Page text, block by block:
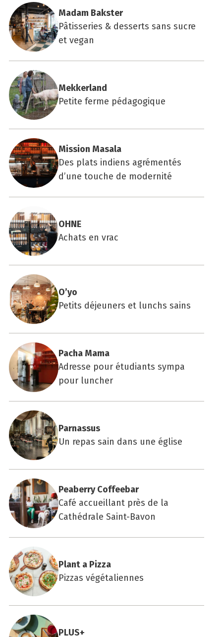
Madam Baks­ter
Pâtisseries & desserts sans sucre
et vegan
Mek­ker­land
Petite ferme pédagogique
Mis­sion Masa­la
Des plats indiens agrémentés
d’une touche de modernité
OHNE
Achats en vrac
O’yo
Petits déjeuners et lunchs sains
Pacha Mama
Adresse pour étudiants sympa
pour luncher
Par­nas­sus
Un repas sain dans une église
Pea­ber­ry Cof­fee­bar
Café accueillant près de la
Cathédrale Saint-Bavon
Plant a Piz­za
Pizzas végétaliennes
PLUS+